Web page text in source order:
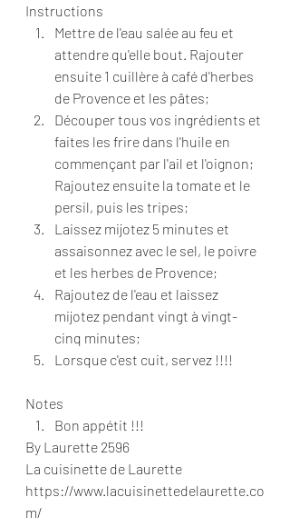
Instructions
Mettre de l'eau salée au feu et
attendre qu'elle bout. Rajouter
ensuite 1 cuillère à café d'herbes
de Provence et les pâtes;
Découper tous vos ingrédients et
faites les frire dans l'huile en
commençant par l'ail et l'oignon;
Rajoutez ensuite la tomate et le
persil, puis les tripes;
Laissez mijotez 5 minutes et
assaisonnez avec le sel, le poivre
et les herbes de Provence;
Rajoutez de l'eau et laissez
mijotez pendant vingt à vingt-
cinq minutes;
Lorsque c'est cuit, servez !!!!
Notes
Bon appétit !!!
By Laurette 2596
La cuisinette de Laurette
https://www.lacuisinettedelaurette.co
m/